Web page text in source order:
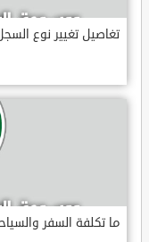
تغاصيل تغيير نوع
ما تكلفة السفر